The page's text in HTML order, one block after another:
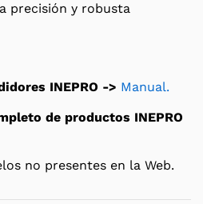
precisión y robusta
INEPRO -> Manual.
de productos INEPRO
no presentes en la Web.